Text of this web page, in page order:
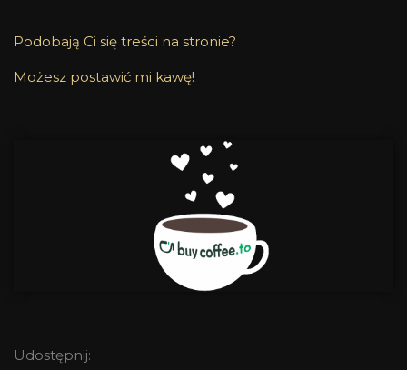
Podobają Ci się treści na stronie?
Możesz postawić mi kawę!
Udostępnij: